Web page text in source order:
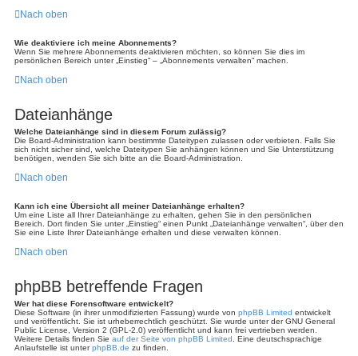
Nach oben
Wie deaktiviere ich meine Abonnements?
Wenn Sie mehrere Abonnements deaktivieren möchten, so können Sie dies im
persönlichen Bereich unter „Einstieg“ – „Abonnements verwalten“ machen.
Nach oben
Dateianhänge
Welche Dateianhänge sind in diesem Forum zulässig?
Die Board-Administration kann bestimmte Dateitypen zulassen oder verbieten. Falls Sie
sich nicht sicher sind, welche Dateitypen Sie anhängen können und Sie Unterstützung
benötigen, wenden Sie sich bitte an die Board-Administration.
Nach oben
Kann ich eine Übersicht all meiner Dateianhänge erhalten?
Um eine Liste all Ihrer Dateianhänge zu erhalten, gehen Sie in den persönlichen
Bereich. Dort finden Sie unter „Einstieg“ einen Punkt „Dateianhänge verwalten“, über den
Sie eine Liste Ihrer Dateianhänge erhalten und diese verwalten können.
Nach oben
phpBB betreffende Fragen
Wer hat diese Forensoftware entwickelt?
Diese Software (in ihrer unmodifizierten Fassung) wurde von phpBB Limited entwickelt
und veröffentlicht. Sie ist urheberrechtlich geschützt. Sie wurde unter der GNU General
Public License, Version 2 (GPL-2.0) veröffentlicht und kann frei vertrieben werden.
Weitere Details finden Sie auf der Seite von phpBB Limited . Eine deutschsprachige
Anlaufstelle ist unterphpBB.de zu finden.